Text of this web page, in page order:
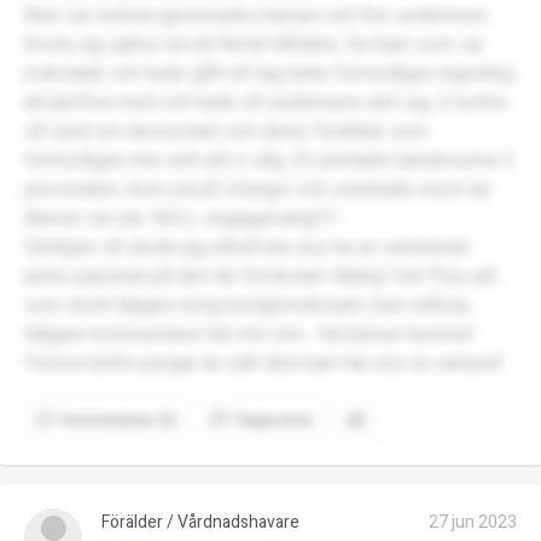
Förälder / Vårdnadshavare
27 jun 2023